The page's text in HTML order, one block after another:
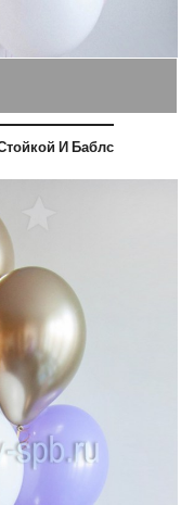
И Баблс